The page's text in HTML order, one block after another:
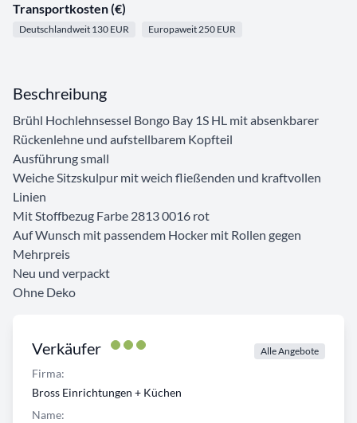
Transportkosten (€)
Deutschlandweit 130 EUR Europaweit 250 EUR
Verkäufer Alle Angebote
Firma:
Bross Einrichtungen + Küchen
Name:
Beschreibung
Brühl Hochlehnsessel Bongo Bay 1S HL mit absenkbarer
Rückenlehne und aufstellbarem Kopfteil
Ausführung small
Weiche Sitzskulpur mit weich fließenden und kraftvollen
Linien
Mit Stoffbezug Farbe 2813 0016 rot
Auf Wunsch mit passendem Hocker mit Rollen gegen
Mehrpreis
Neu und verpackt
Ohne Deko